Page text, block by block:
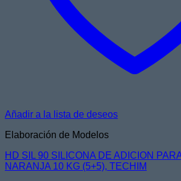
Añadir a la lista de deseos
Elaboración de Modelos
HD SIL 90 SILICONA DE ADICION
NARANJA 10 KG (5+5), TECHIM